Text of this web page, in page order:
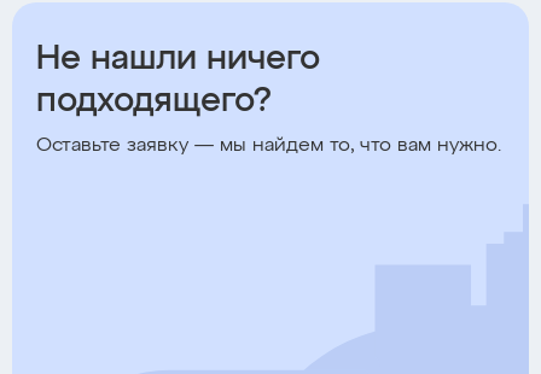
Не нашли ничего
подходящего?
Оставьте заявку — мы найдем то, что вам нужно.